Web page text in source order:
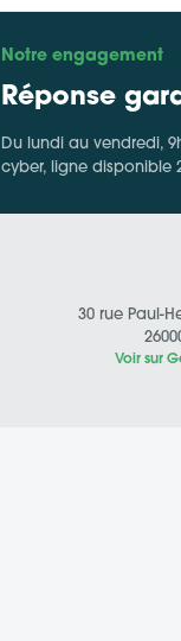
Notre engagement
Réponse
Du lundi au vendredi,
cyber, ligne disponible
30 rue Paul-
Voir sur